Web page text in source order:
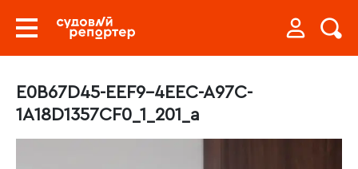
E0B67D45-EEF9-4EEC-A97C-
1A18D1357CF0_1_201_a